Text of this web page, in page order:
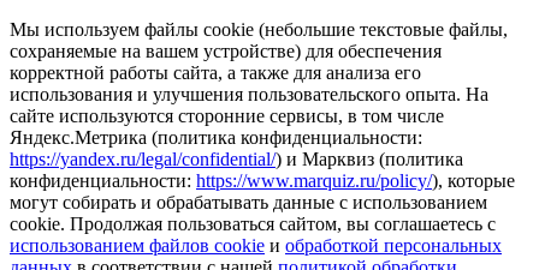
Мы используем файлы cookie (небольшие текстовые файлы,
сохраняемые на вашем устройстве) для обеспечения
корректной работы сайта, а также для анализа его
использования и улучшения пользовательского опыта. На
сайте используются сторонние сервисы, в том числе
Яндекс.Метрика (политика конфиденциальности:
https://yandex.ru/legal/confidential/) и Марквиз (политика
конфиденциальности: https://www.marquiz.ru/policy/), которые
могут собирать и обрабатывать данные с использованием
cookie. Продолжая пользоваться сайтом, вы соглашаетесь с
использованием файлов cookie и обработкой персональных